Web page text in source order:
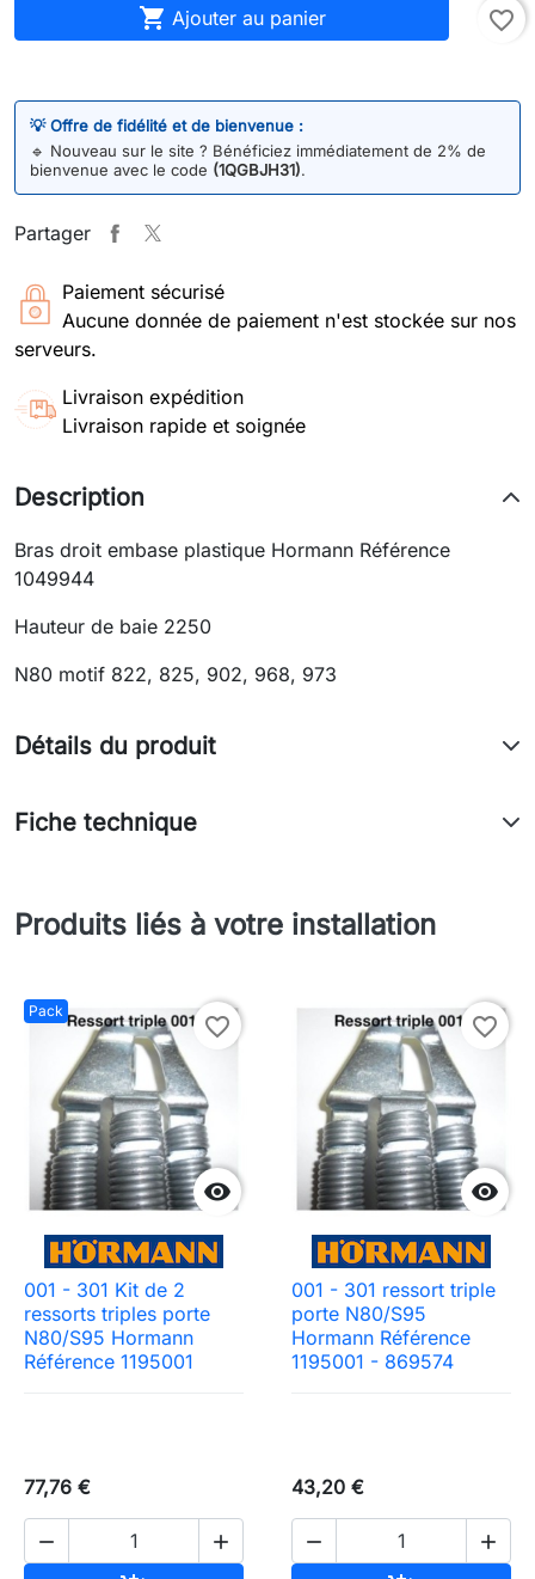
 Ajouter au panier favorite_border
💡 Offre de fidélité et de bienvenue :
🔹 Nouveau sur le site ? Bénéficiez immédiatement de 2% de
bienvenue avec le code (1QGBJH31).
Partager
Paiement sécurisé
Aucune donnée de paiement n'est stockée sur nos
serveurs.
Livraison expédition
Livraison rapide et soignée
Description
Bras droit embase plastique Hormann Référence
1049944
Hauteur de baie 2250
N80 motif 822, 825, 902, 968, 973
Détails du produit
Fiche technique
Produits liés à votre installation
Pack

favorite_border
001 - 301 Kit de 2
ressorts triples porte
N80/S95 Hormann
Référence 1195001
77,76 €
 

favorite_border
001 - 301 ressort triple
porte N80/S95
Hormann Référence
1195001 - 869574
43,20 €
 